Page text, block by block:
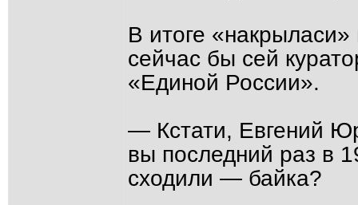
В итоге
сейчас бы сей
«Единой России».
— Кстати, Евгений
вы последний раз в
сходили — байка?